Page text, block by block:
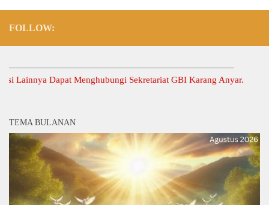
FOLLOW:
Dapat Menghubungi Sekretariat GBI Karang Anyar.
TEMA BULANAN